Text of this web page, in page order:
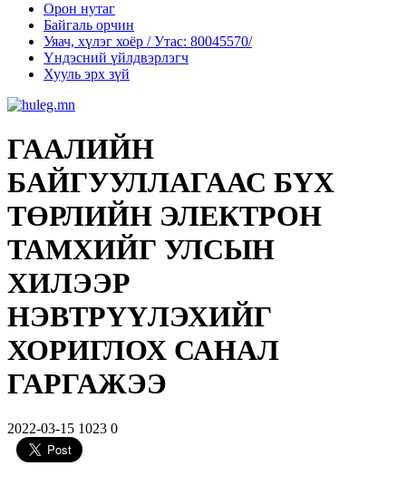
Орон нутаг
Байгаль орчин
Уяач, хүлэг хоёр / Утас: 80045570/
Үндэсний үйлдвэрлэгч
Хууль эрх зүй
ГААЛИЙН
БАЙГУУЛЛАГААС БҮХ
ТӨРЛИЙН ЭЛЕКТРОН
ТАМХИЙГ УЛСЫН
ХИЛЭЭР
НЭВТРҮҮЛЭХИЙГ
ХОРИГЛОХ САНАЛ
ГАРГАЖЭЭ
2022-03-15 1023 0